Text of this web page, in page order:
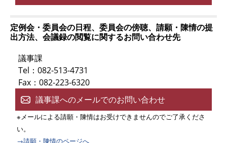
定例会・委員会の日程、委員会の傍聴、請願・陳情の提
出方法、会議録の閲覧に関するお問い合わせ先
議事課
Tel：082-513-4731
Fax：082-223-6320
議事課へのメールでのお問い合わせ
※メールによる請願・陳情はお受けできませんのでご了承くださ
い。
→請願・陳情のページへ